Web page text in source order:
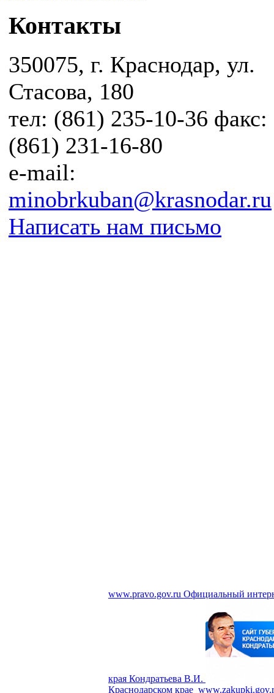
Контакты
350075, г. Краснодар, ул.
Стасова, 180
тел: (861) 235-10-36 факс:
(861) 231-16-80
e-mail:
minobrkuban@krasnodar.ru
Написать нам письмо
www.pravo.gov.ru Официальный
края Кондратьева В.И.
Краснодарском крае